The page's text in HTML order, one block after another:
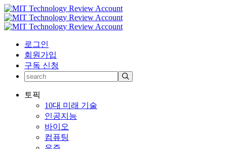
로그인
회원가입
구독 신청
토픽
10대 미래 기술
인공지능
바이오
컴퓨팅